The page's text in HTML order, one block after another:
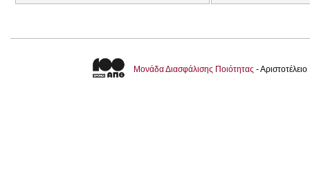
Μονάδα Διασφάλισης Ποιότητας -